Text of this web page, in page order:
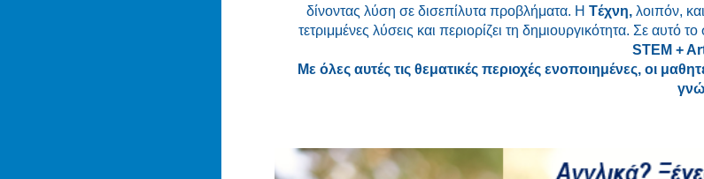
δίνοντας λύση σε δισεπίλυτα προβλήματα. Η Tέχνη, λοιπόν,
τετριμμένες λύσεις και περιορίζει τη δημιουργικότητα. Σε αυτό
STEM +
Με όλες αυτές τις θεματικές περιοχές ενοποιημένες, οι